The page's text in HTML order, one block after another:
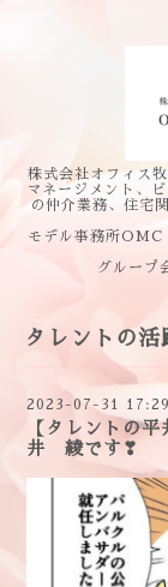
株式会社オフィス
マネージメント、
の仲介業務、住宅
モデル事務所
グルー
タレントの
2023-07-31
【タレントの
井 綾です❣